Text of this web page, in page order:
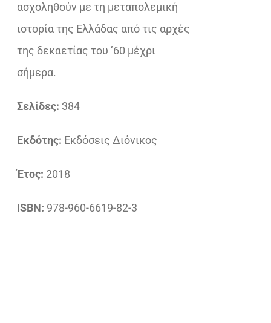
ασχοληθούν με τη μεταπολεμική
ιστορία της Ελλάδας από τις αρχές
της δεκαετίας του ’60 μέχρι
σήμερα.
Σελίδες: 384
Εκδότης: Εκδόσεις Διόνικος
Έτος: 2018
ISBN: 978-960-6619-82-3